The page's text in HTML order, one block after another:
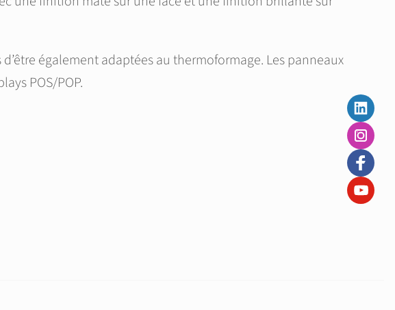
également adaptées au thermoformage. Les panneaux
POS/POP.